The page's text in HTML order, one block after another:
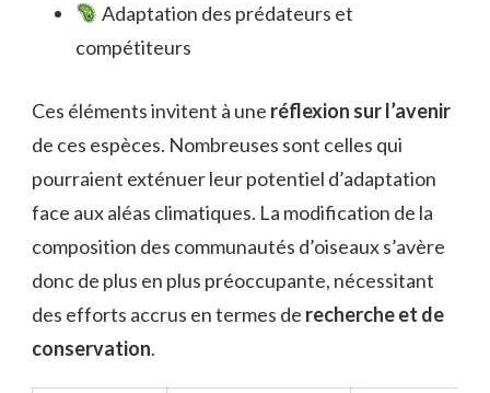
Adaptation des prédateurs et
compétiteurs
Ces éléments invitent à une réflexion sur l’avenir
de ces espèces. Nombreuses sont celles qui
pourraient exténuer leur potentiel d’adaptation
face aux aléas climatiques. La modification de la
composition des communautés d’oiseaux s’avère
donc de plus en plus préoccupante, nécessitant
des efforts accrus en termes de recherche et de
conservation.